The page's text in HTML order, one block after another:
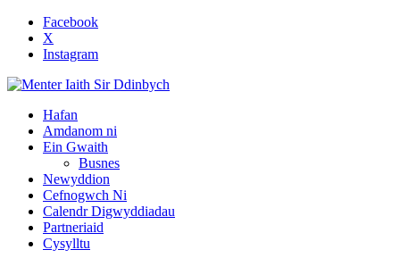
Facebook
X
Instagram
Hafan
Amdanom ni
Ein Gwaith
Busnes
Newyddion
Cefnogwch Ni
Calendr Digwyddiadau
Partneriaid
Cysylltu